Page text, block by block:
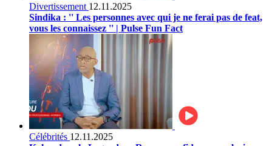
Divertissement 12.11.2025
Sindika : '' Les personnes avec qui je ne ferai pas de feat,
vous les connaissez '' | Pulse Fun Fact
Célébrités 12.11.2025